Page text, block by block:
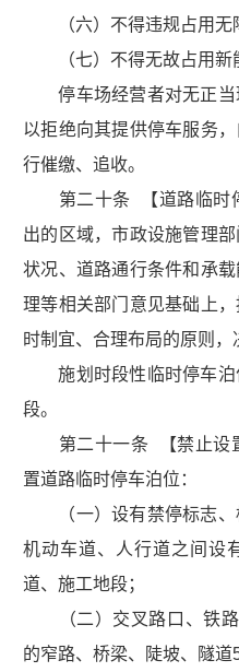
（六）不得违规占用无
（七）不得无故占用新
停车场经营者对无正当
以拒绝向其提供停车服务
行催缴、追收。
第二十条 【道路临时
出的区域，市政设施管理
状况、道路通行条件和承
理等相关部门意见基础上
时制宜、合理布局的原则，
施划时段性临时停车泊
段。
第二十一条 【禁止设
置道路临时停车泊位：
（一）设有禁停标志、
机动车道、人行道之间设
道、施工地段；
（二）交叉路口、铁路
的窄路、桥梁、陡坡、隧道